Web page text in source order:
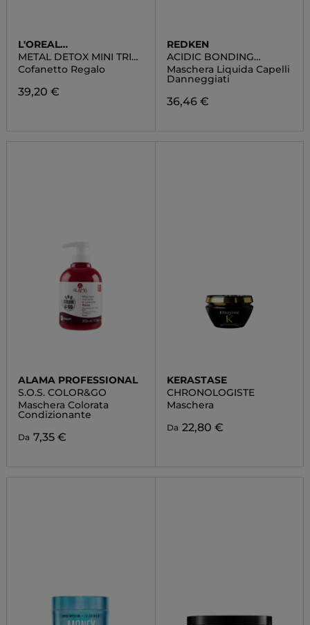
L'OREAL
PROFESSIONNEL
METAL DETOX MINI TRIO
KIT
Cofanetto Regalo
39,20 €
REDKEN
ACIDIC BONDING
CONCENTRATE
Maschera Liquida Capelli
Danneggiati
36,46 €
ALAMA PROFESSIONAL
S.O.S. COLOR&GO
Maschera Colorata
Condizionante
Da 7,35 €
KERASTASE
CHRONOLOGISTE
Maschera
Da 22,80 €